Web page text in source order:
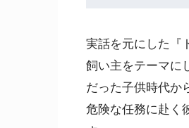
実話を元にした『
飼い主をテーマに
だった子供時代か
危険な任務に赴く